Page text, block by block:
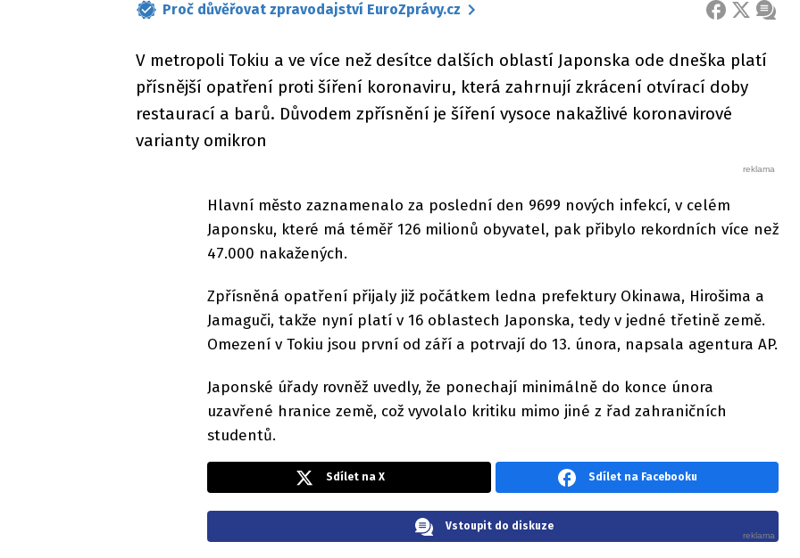
Proč důvěřovat zpravodajství EuroZprávy.cz FACEBOOK
X
V metropoli Tokiu a ve více než desítce dalších oblastí Japonska ode dneška platí
přísnější opatření proti šíření koronaviru, která zahrnují zkrácení otvírací doby
restaurací a barů. Důvodem zpřísnění je šíření vysoce nakažlivé koronavirové
varianty omikron
Hlavní město zaznamenalo za poslední den 9699 nových infekcí, v celém
Japonsku, které má téměř 126 milionů obyvatel, pak přibylo rekordních více než
47.000 nakažených.
Zpřísněná opatření přijaly již počátkem ledna prefektury Okinawa, Hirošima a
Jamaguči, takže nyní platí v 16 oblastech Japonska, tedy v jedné třetině země.
Omezení v Tokiu jsou první od září a potrvají do 13. února, napsala agentura AP.
Japonské úřady rovněž uvedly, že ponechají minimálně do konce února
uzavřené hranice země, což vyvolalo kritiku mimo jiné z řad zahraničních
studentů.
Sdílet na X Sdílet na Facebooku
Vstoupit do diskuze